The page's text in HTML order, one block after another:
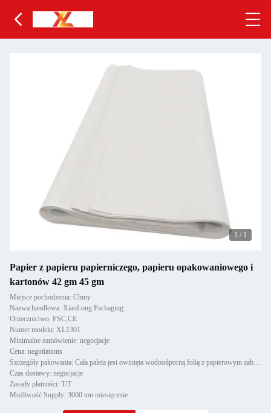
1 / 1
Papier z papieru papierniczego, papieru opakowaniowego i
kartonów 42 gm 45 gm
Miejsce pochodzenia: Chiny
Nazwa handlowa: XiaoLong Packaging
Orzecznictwo: FSC,CE
Numer modelu: XL1301
Minimalne zamówienie: negocjacje
Cena: negotiations
Szczegóły pakowania: Cała paleta jest owinięta wodoodporną folią z papierowym zabezpieczeniem narożników i przymocowana d
Czas dostawy: negocjacje
Zasady płatności: T/T
Możliwość Supply: 3000 ton miesięcznie